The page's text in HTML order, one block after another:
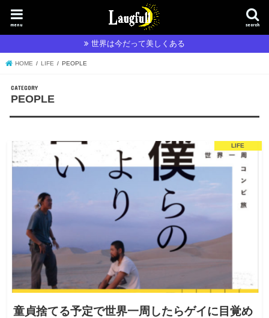
search
menu
世界は今だって美しくある
HOME LIFE PEOPLE
PEOPLE
LIFE
童貞捨てる予定で世界一周したらゲイに目覚め